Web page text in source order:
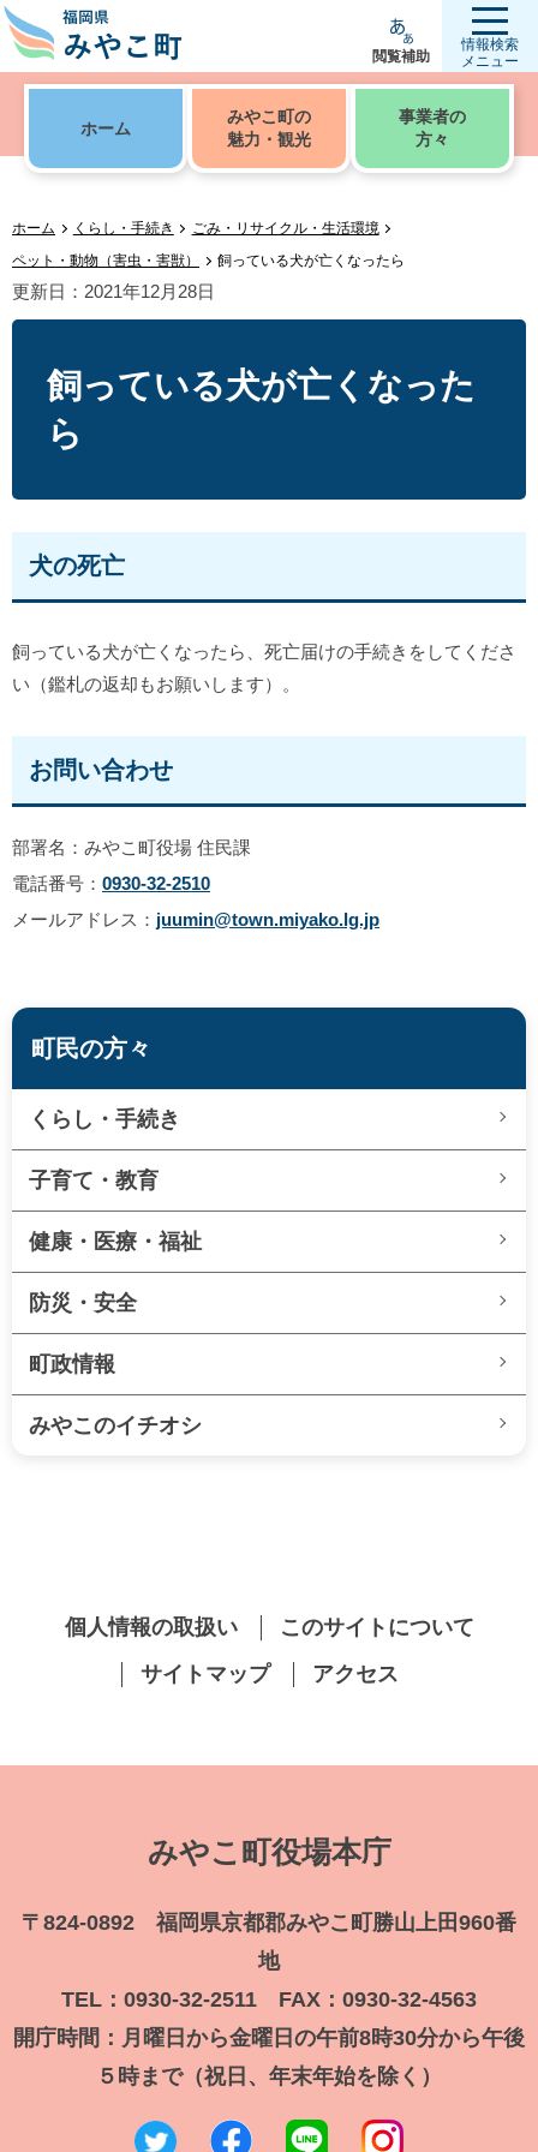
閲覧補助
情報検索
メニュー
ホーム
みやこ町の
魅力・観光
事業者の
方々
ホーム くらし・手続き
ごみ・リサイクル・生活環境
ペット・動物（害虫・害獣）
飼っている犬が亡くなったら
更新日：2021年12月28日
飼っている犬が亡くなった
ら
犬の死亡
飼っている犬が亡くなったら、死亡届けの手続きをしてくださ
い（鑑札の返却もお願いします）。
お問い合わせ
部署名：みやこ町役場 住民課
電話番号： 0930-32-2510
メールアドレス： juumin@town.miyako.lg.jp
町民の方々
くらし・手続き
子育て・教育
健康・医療・福祉
防災・安全
町政情報
みやこのイチオシ
個人情報の取扱い
このサイトについて
サイトマップ
アクセス
みやこ町役場本庁
〒824-0892 福岡県京都郡みやこ町勝山上田960番
地
TEL：0930-32-2511 FAX：0930-32-4563
開庁時間：月曜日から金曜日の午前8時30分から午後
５時まで（祝日、年末年始を除く）